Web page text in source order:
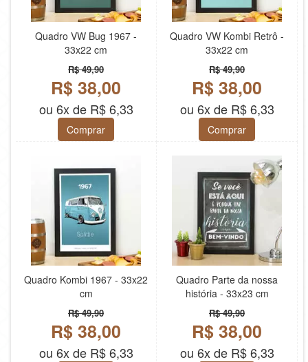
Quadro VW Bug 1967 -
33x22 cm
R$ 49,90
R$ 38,00
ou 6x de R$ 6,33
Comprar
Quadro VW Kombi Retrô -
33x22 cm
R$ 49,90
R$ 38,00
ou 6x de R$ 6,33
Comprar
Quadro Kombi 1967 - 33x22
cm
R$ 49,90
R$ 38,00
ou 6x de R$ 6,33
Quadro Parte da nossa
história - 33x23 cm
R$ 49,90
R$ 38,00
ou 6x de R$ 6,33